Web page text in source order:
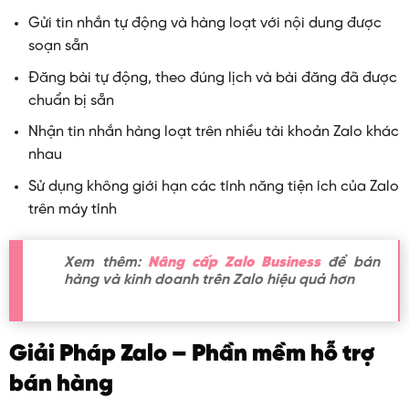
Gửi tin nhắn tự động và hàng loạt với nội dung được
soạn sẵn
Đăng bài tự động, theo đúng lịch và bài đăng đã được
chuẩn bị sẵn
Nhận tin nhắn hàng loạt trên nhiều tài khoản Zalo khác
nhau
Sử dụng không giới hạn các tính năng tiện ích của Zalo
trên máy tính
Xem thêm: Nâng cấp Zalo Businessđể bán
hàng và kinh doanh trên Zalo hiệu quả hơn
Giải Pháp Zalo – Phần mềm hỗ trợ
bán hàng